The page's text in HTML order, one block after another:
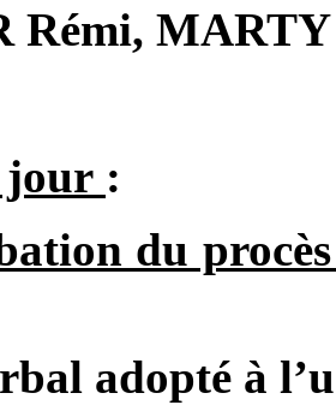
Rémi,
jour :
du
adopté à